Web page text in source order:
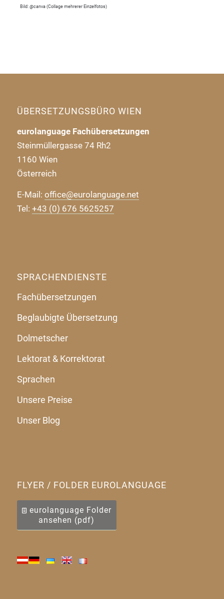
Bild: @canva (Collage mehrerer Einzelfotos)
ÜBERSETZUNGSBÜRO WIEN
eurolanguage Fachübersetzungen
Steinmüllergasse 74 Rh2
1160 Wien
Österreich
E-Mail: office@eurolanguage.net
Tel: +43 (0) 676 5625257
SPRACHENDIENSTE
Fachübersetzungen
Beglaubigte Übersetzung
Dolmetscher
Lektorat & Korrektorat
Sprachen
Unsere Preise
Unser Blog
FLYER / FOLDER EUROLANGUAGE
eurolanguage Folder
ansehen (pdf)